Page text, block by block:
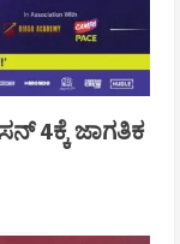
4ಕ್ಕೆ ಜಾಗತಿಕ